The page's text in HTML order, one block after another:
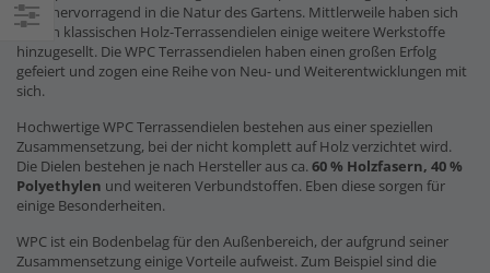
auch hervorragend in die Natur des Gartens. Mittlerweile haben sich
zu den klassischen Holz-Terrassendielen einige weitere Werkstoffe
hinzugesellt. Die WPC Terrassendielen haben einen großen Erfolg
gefeiert und zogen eine Reihe von Neu- und Weiterentwicklungen mit
sich.
Hochwertige WPC Terrassendielen bestehen aus einer speziellen
Zusammensetzung, bei der nicht komplett auf Holz verzichtet wird.
Die Dielen bestehen je nach Hersteller aus ca. 60 % Holzfasern, 40 %
Polyethylen und weiteren Verbundstoffen. Eben diese sorgen für
einige Besonderheiten.
WPC ist ein Bodenbelag für den Außenbereich, der aufgrund seiner
Zusammensetzung einige Vorteile aufweist. Zum Beispiel sind die
Einkaufsoptionen